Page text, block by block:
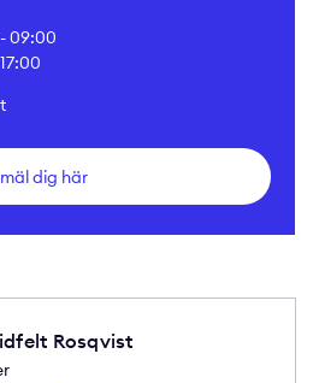
09:00
dig här
Rosqvist